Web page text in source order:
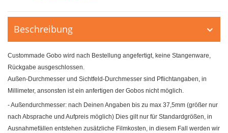
Beschreibung
Custommade Gobo wird nach Bestellung angefertigt, keine Stangenware,
Rückgabe ausgeschlossen.
Außen-Durchmesser und Sichtfeld-Durchmesser sind Pflichtangaben, in
Millimeter, ansonsten ist ein anfertigen der Gobos nicht möglich.
- Außendurchmesser: nach Deinen Angaben bis zu max 37,5mm (größer nur
nach Absprache und Aufpreis möglich) Dies gilt nur für Standardgrößen, in
Ausnahmefällen entstehen zusätzliche Filmkosten, in diesem Fall werden wir